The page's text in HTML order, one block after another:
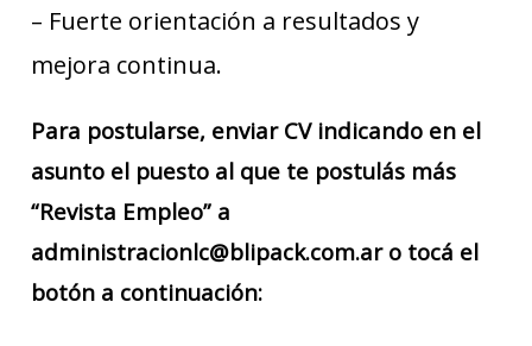
– Fuerte orientación a resultados y
mejora continua.
Para postularse, enviar CV indicando en el
asunto el puesto al que te postulás más
“Revista Empleo” a
administracionlc@blipack.com.ar o tocá el
botón a continuación: